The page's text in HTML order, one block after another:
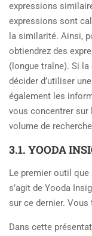
expressions
expressions sont
la similarité. Ainsi,
obtiendrez des
(longue traîne). Si
décider d’utiliser
également les
vous concentrer
volume de
3.1. YOODA
Le premier outil
s’agit de Yooda
sur ce dernier. Vous
Dans cette